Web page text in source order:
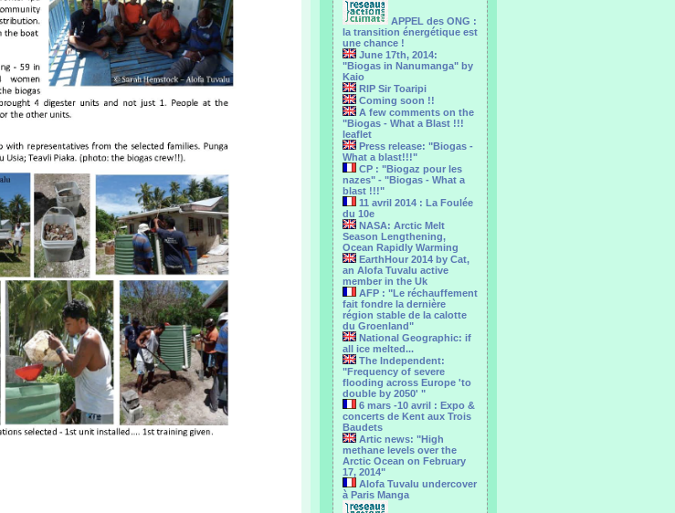
APPEL des ONG :
la transition énergétique est
une chance !
June 17th, 2014:
"Biogas in Nanumanga" by
Kaio
RIP Sir Toaripi
Coming soon !!
A few comments on the
"Biogas - What a Blast !!!
leaflet
Press release: "Biogas -
What a blast!!!"
CP : "Biogaz pour les
nazes" - "Biogas - What a
blast !!!"
11 avril 2014 : La Foulée
du 10e
NASA: Arctic Melt
Season Lengthening,
Ocean Rapidly Warming
EarthHour 2014 by Cat,
an Alofa Tuvalu active
member in the Uk
AFP : "Le réchauffement
fait fondre la dernière
région stable de la calotte
du Groenland"
National Geographic: if
all ice melted...
The Independent:
"Frequency of severe
flooding across Europe 'to
double by 2050' "
6 mars -10 avril : Expo &
concerts de Kent aux Trois
Baudets
Artic news: "High
methane levels over the
Arctic Ocean on February
17, 2014"
Alofa Tuvalu undercover
à Paris Manga